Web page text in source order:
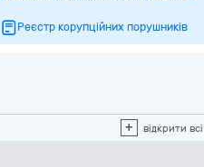
Реєстр корупційних порушників
+ відкрити всі